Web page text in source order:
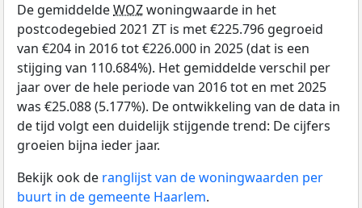
De gemiddeldeWOZwoningwaarde in het
postcodegebied 2021 ZT is met €225.796 gegroeid
van €204 in 2016 tot €226.000 in 2025 (dat is een
stijging van 110.684%). Het gemiddelde verschil per
jaar over de hele periode van 2016 tot en met 2025
was €25.088 (5.177%). De ontwikkeling van de data in
de tijd volgt een duidelijk stijgende trend: De cijfers
groeien bijna ieder jaar.
Bekijk ook de ranglijst van de woningwaarden per
buurt in de gemeente Haarlem.